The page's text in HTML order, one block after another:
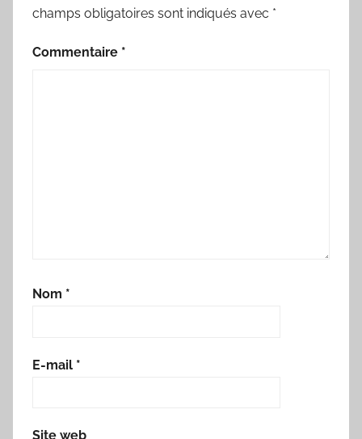
champs obligatoires sont indiqués avec *
Commentaire *
Nom *
E-mail *
Site web